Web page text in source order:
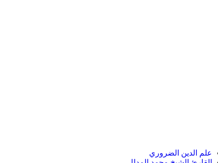
علم الدين الضروري